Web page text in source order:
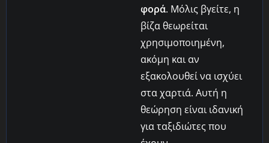
φορά. Μόλις βγείτε, η
βίζα θεωρείται
χρησιμοποιημένη,
ακόμη και αν
εξακολουθεί να ισχύει
στα χαρτιά. Αυτή η
θεώρηση είναι ιδανική
για ταξιδιώτες που